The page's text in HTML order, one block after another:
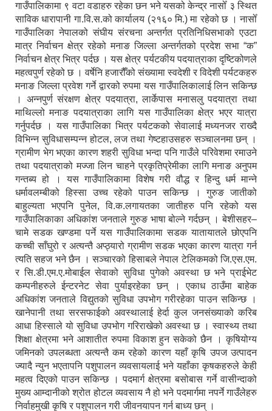
गाउँपालिकामा ९ वटा वडाहरु रहेका छन भने यसको केन्द्र नासोँ ३ स्थित
साविक धारापानी गा.वि.स.को कार्यालय (२१६० मि.) मा रहेको छ । नासोँ
गाउँपालिका नेपालको संघीय संरचना अन्तर्गत प्रतिनिधिसभाको एउटा
मात्र निर्वाचन क्षेत्र रहेको मनाङ जिल्ला अन्तर्गतको प्रदेश सभा “क”
निर्वाचन क्षेत्र भित्र पर्दछ । यस क्षेत्र पर्यटकीय पदयात्राका दृष्टिकोणले
महत्वपुर्ण रहेको छ । वर्षेनि हजारौँको संख्यामा स्वदेशी र विदेशी पर्यटकहरु
मनाङ जिल्ला प्रवेश गर्ने द्वारको रुपमा यस गाउँपालिकालाई लिन सकिन्छ
। अन्नपुर्ण संरक्षण क्षेत्र पदयात्रा, लार्केपास मनासलु पदयात्रा तथा
माथिल्लो मनाङ पदयात्राका लागि यस गाउँपालिका क्षेत्र भएर यात्रा
गर्नुपर्दछ । यस गाउँपालिका भित्र पर्यटकको सेवालाई मध्यनजर राख्दै
विभिन्न सुविधासम्पन्न होटल, लज तथा गेष्टहाउसहरु सञ्चालनमा छन् ।
ग्रामीण भेग भएका कारण शहरी सुविधा भन्दा पनि गाउँले परिवेशमा रमाउने
तथा पदयात्राको मज्जा लिन चाहने प्रकृतिप्रेमीका लागि मनाङ अनुपम
गन्तब्य हो । यस गाउँपालिकामा विशेष गरी वौद्ध र हिन्दु धर्म मान्ने
धर्मावलम्बीको हिस्सा उच्च रहेको पाउन सकिन्छ । गुरुङ जातीको
बाहुल्यता भएपनि पुनेल, वि.क.लगायतका जातीहरु पनि रहेको यस
गाउँपालिकाका अधिकांश जनताले गुरुङ भाषा बोल्ने गर्दछन् । बेशीसहर–
चामे सडक खण्डमा पर्ने यस गाउँपालिकामा सडक यातायातले छोएपनि
कच्ची साँघुरो र अत्यन्तै अप्ठ्यारो ग्रामीण सडक भएका कारण यात्रा गर्न
त्यति सहज भने छैन । सञ्चारको हिसाबले नेपाल टेलिकमको जि.एस.एम.
र सि.डी.एम.ए.मोबाईल सेवाको सुविधा पुगेको अवस्था छ भने प्राईभेट
कम्पनीहरुले ईन्टरनेट सेवा पुर्याइरहेका छन् । एकाध ठाउँमा बाहेक
अधिकांश जनताले विद्युतको सुविधा उपभोग गरीरहेका पाउन सकिन्छ ।
खानेपानी तथा सरसफाईको अवस्थालाई हेर्दा कुल जनसंख्याको करिब
आधा हिस्साले यो सुविधा उपभोग गरिराखेको अवस्था छ । स्वास्थ्य तथा
शिक्षा क्षेत्रमा भने आशातीत रुपमा विकाश हुन सकेको छैन । कृषियोग्य
जमिनको उपलब्धता अत्यन्तै कम रहेको कारण यहाँ कृषि उपज उत्पादन
ज्यादै न्युन भएतापनि पशुपालन व्यवसायलाई भने यहाँका कृषकहरुले केही
महत्व दिएको पाउन सकिन्छ । पदमार्ग क्षेत्रमा बसोबास गर्ने वासीन्दाको
मुख्य आम्दानीको श्रोत होटल व्यवसाय नै हो भने पदमार्गमा नपर्ने गाउँलेहरु
निर्वाहमुखी कृषि र पशुपालन गरी जीवनयापन गर्न बाध्य छन् ।